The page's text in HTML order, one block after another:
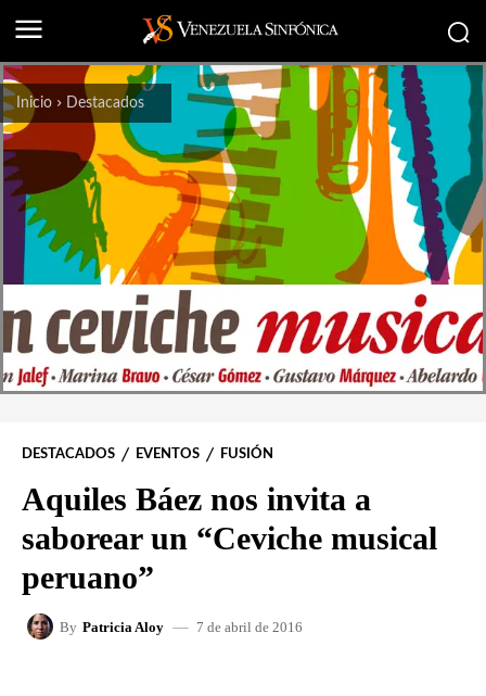
Inicio Destacados
DESTACADOS EVENTOS FUSIÓN
Aquiles Báez nos invita a
saborear un “Ceviche musical
peruano”
By Patricia Aloy 7 de abril de 2016